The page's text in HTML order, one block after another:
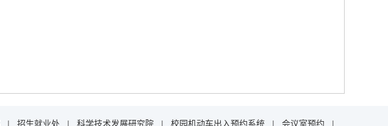
| 招生就业处 | 科学技术发展研究院 | 校园机动车出入预约系统 | 会议室预约 |